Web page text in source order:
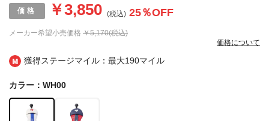
獲得ステージマイル：最大190マイル
メーカー希望小売価格 ￥5,170(税込)
￥3,850 (税込) 25％OFF
価格について
カラー：WH00